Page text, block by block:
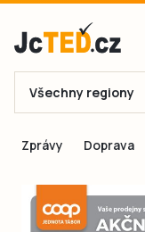
E-mail
Všechny regiony
Zprávy Doprava